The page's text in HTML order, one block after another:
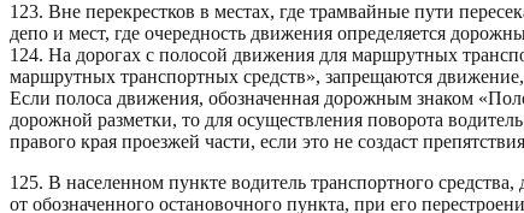
123. Вне перекрестков в местах, где трамвайные пути
депо и мест, где очередность движения определяется
124. На дорогах с полосой движения для маршрутных
маршрутных транспортных средств», запрещаются
Если полоса движения, обозначенная дорожным знаком
дорожной разметки, то для осуществления поворота
правого края проезжей части, если это не создаст
125. В населенном пункте водитель транспортного
от обозначенного остановочного пункта, при его